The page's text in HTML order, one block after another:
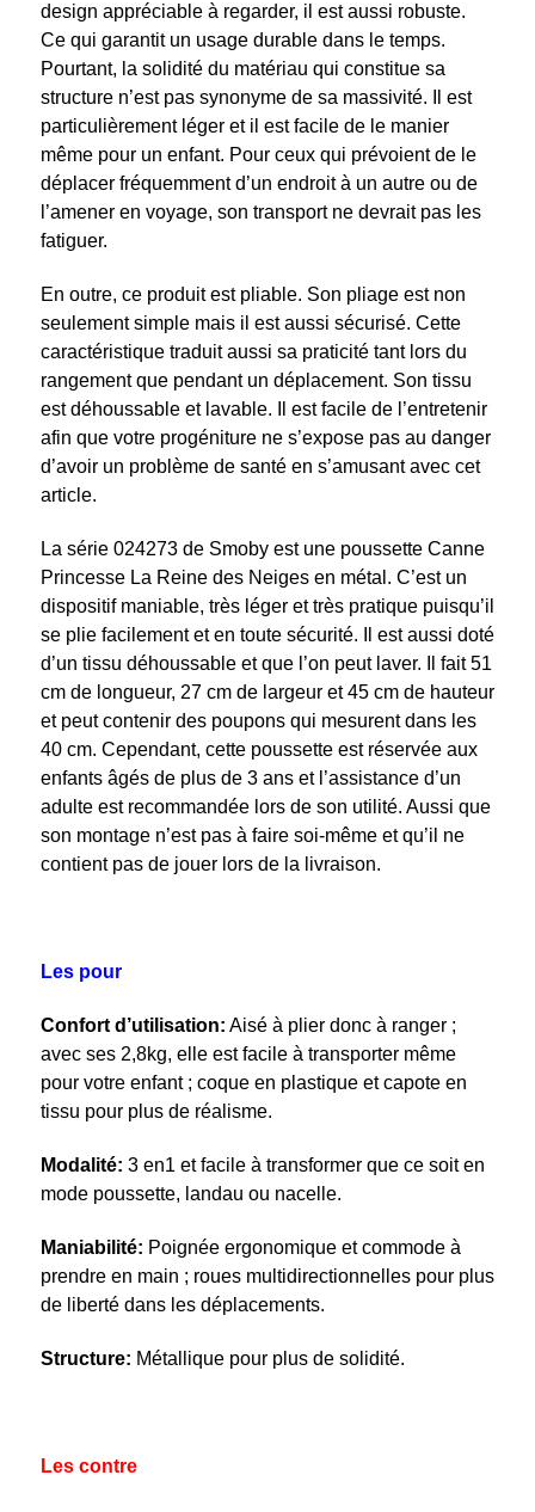
design appréciable à regarder, il est aussi robuste.
Ce qui garantit un usage durable dans le temps.
Pourtant, la solidité du matériau qui constitue sa
structure n’est pas synonyme de sa massivité. Il est
particulièrement léger et il est facile de le manier
même pour un enfant. Pour ceux qui prévoient de le
déplacer fréquemment d’un endroit à un autre ou de
l’amener en voyage, son transport ne devrait pas les
fatiguer.
En outre, ce produit est pliable. Son pliage est non
seulement simple mais il est aussi sécurisé. Cette
caractéristique traduit aussi sa praticité tant lors du
rangement que pendant un déplacement. Son tissu
est déhoussable et lavable. Il est facile de l’entretenir
afin que votre progéniture ne s’expose pas au danger
d’avoir un problème de santé en s’amusant avec cet
article.
La série 024273 de Smoby est une poussette Canne
Princesse La Reine des Neiges en métal. C’est un
dispositif maniable, très léger et très pratique puisqu’il
se plie facilement et en toute sécurité. Il est aussi doté
d’un tissu déhoussable et que l’on peut laver. Il fait 51
cm de longueur, 27 cm de largeur et 45 cm de hauteur
et peut contenir des poupons qui mesurent dans les
40 cm. Cependant, cette poussette est réservée aux
enfants âgés de plus de 3 ans et l’assistance d’un
adulte est recommandée lors de son utilité. Aussi que
son montage n’est pas à faire soi-même et qu’il ne
contient pas de jouer lors de la livraison.
Les pour
Confort d’utilisation: Aisé à plier donc à ranger ;
avec ses 2,8kg, elle est facile à transporter même
pour votre enfant ; coque en plastique et capote en
tissu pour plus de réalisme.
Modalité: 3 en1 et facile à transformer que ce soit en
mode poussette, landau ou nacelle.
Maniabilité: Poignée ergonomique et commode à
prendre en main ; roues multidirectionnelles pour plus
de liberté dans les déplacements.
Structure: Métallique pour plus de solidité.
Les contre